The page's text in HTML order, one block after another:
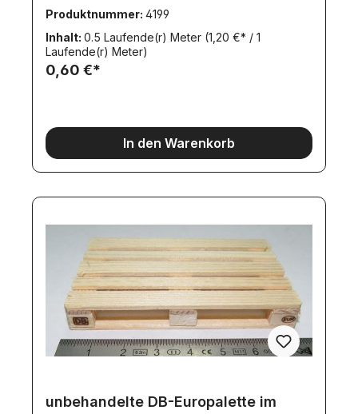
Produktnummer: 4199
Inhalt: 0.5 Laufende(r) Meter (1,20 €* / 1
Laufende(r) Meter)
0,60 €*
In den Warenkorb
unbehandelte DB-Europalette im